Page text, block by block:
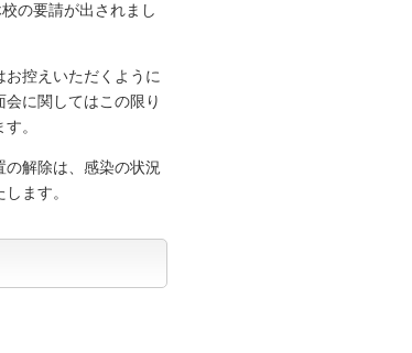
の要請が出されまし
控えいただくように
に関してはこの限り
。
解除は、感染の状況
ます。